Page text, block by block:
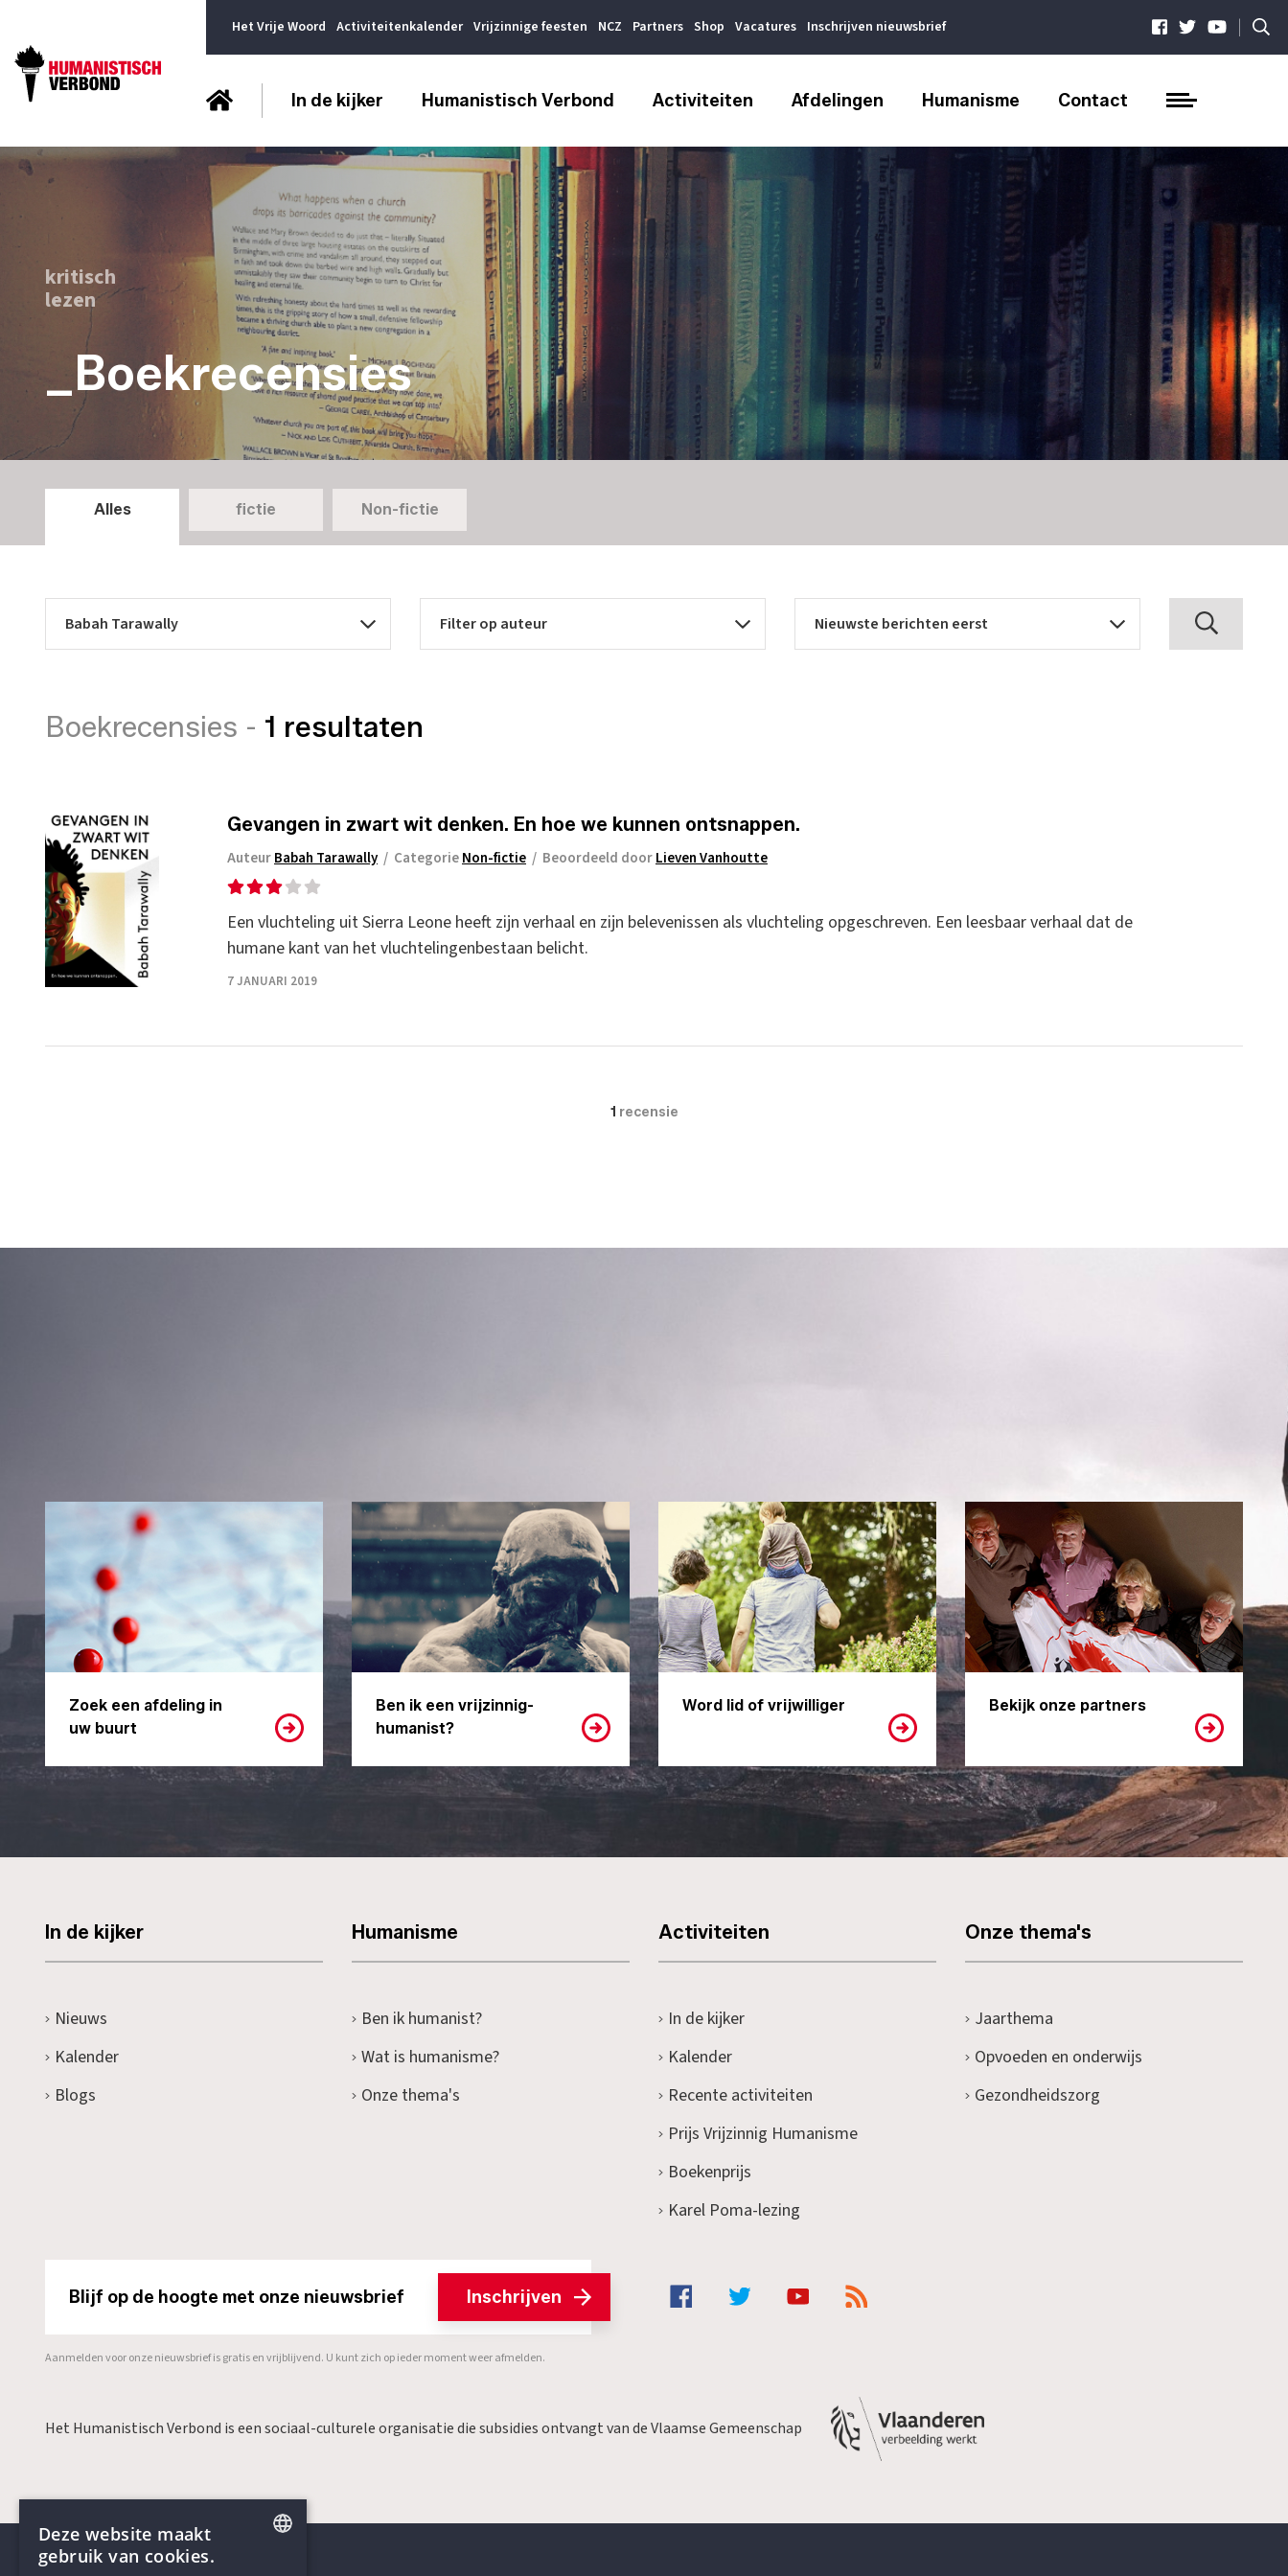
Het Vrije Woord Activiteitenkalender Vrijzinnige feesten NCZ Partners Shop Vacatures Inschrijven nieuwsbrief |
In de kijker Humanistisch Verbond Activiteiten Afdelingen Humanisme Contact
kritisch
lezen
_Boekrecensies
Alles fictie Non-fictie
Boekrecensies - 1 resultaten
Gevangen in zwart wit denken. En hoe we kunnen ontsnappen.
AuteurBabah Tarawally / CategorieNon-fictie / Beoordeeld doorLieven Vanhoutte
Een vluchteling uit Sierra Leone heeft zijn verhaal en zijn belevenissen als vluchteling opgeschreven. Een leesbaar verhaal dat de
humane kant van het vluchtelingenbestaan belicht.
7 JANUARI 2019
1 recensie
Zoek een afdeling in
uw buurt
Ben ik een vrijzinnig-
humanist?
Word lid of vrijwilliger Bekijk onze partners
In de kijker
Nieuws
Kalender
Blogs
Humanisme
Ben ik humanist?
Wat is humanisme?
Onze thema's
Activiteiten
In de kijker
Kalender
Recente activiteiten
Prijs Vrijzinnig Humanisme
Boekenprijs
Karel Poma-lezing
Onze thema's
Jaarthema
Opvoeden en onderwijs
Gezondheidszorg
Blijf op de hoogte met onze nieuwsbrief Inschrijven
Aanmelden voor onze nieuwsbrief is gratis en vrijblijvend. U kunt zich op ieder moment weer afmelden.
Het Humanistisch Verbond is een sociaal-culturele organisatie die subsidies ontvangt van de Vlaamse Gemeenschap
Deze website maakt
gebruik van cookies.